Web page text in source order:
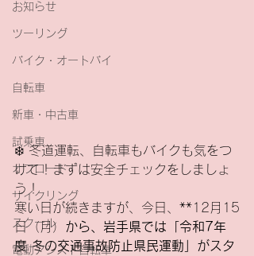
お知らせ
ツーリング
バイク・オートバイ
自転車
新車・中古車
試乗車
オフロード
サイクリング
スクール
電動アシスト自転車
❄️ 冬道運転、自転車もバイクも気をつ
けて！まずは安全チェックをしましょ
う！
寒い日が続きますが、今日、**12月15
日（月） から、岩手県では「令和7年
度 冬の交通事故防止県民運動」がスタ